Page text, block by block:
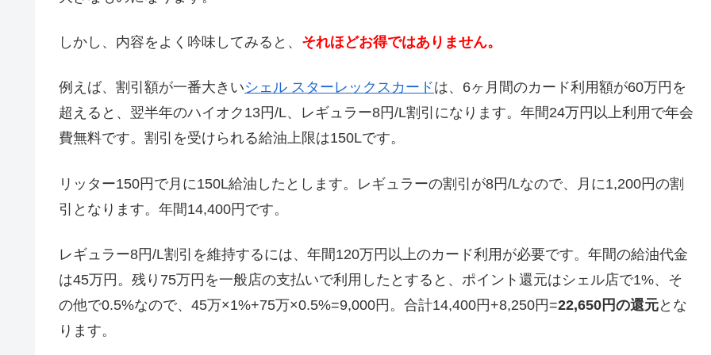
しかし、内容をよく吟味してみると、 それほどお得ではありません。
例えば、割引額が一番大きいシェル スターレックスカードは、6ヶ月間のカード利用額が60万円を
超えると、翌半年のハイオク13円/L、レギュラー8円/L割引になります。年間24万円以上利用で年会
費無料です。割引を受けられる給油上限は150Lです。
リッター150円で月に150L給油したとします。レギュラーの割引が8円/Lなので、月に1,200円の割
引となります。年間14,400円です。
レギュラー8円/L割引を維持するには、年間120万円以上のカード利用が必要です。年間の給油代金
は45万円。残り75万円を一般店の支払いで利用したとすると、ポイント還元はシェル店で1%、そ
の他で0.5%なので、45万×1%+75万×0.5%=9,000円。合計14,400円+8,250円=22,650円の還元とな
ります。